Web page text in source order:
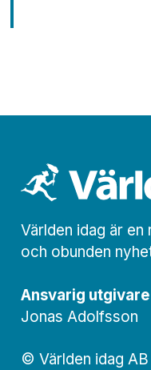
Världen idag är en
och obunden
Ansvarig
Jonas Adolfsson
© Världen idag AB